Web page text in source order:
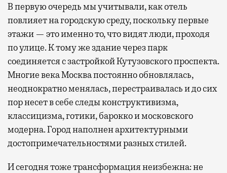
В первую очередь мы учитывали, как отель
повлияет на городскую среду, поскольку первые
этажи — это именно то, что видят люди, проходя
по улице. К тому же здание через парк
соединяется с застройкой Кутузовского проспекта.
Многие века Москва постоянно обновлялась,
неоднократно менялась, перестраивалась и до сих
пор несет в себе следы конструктивизма,
классицизма, готики, барокко и московского
модерна. Город наполнен архитектурными
достопримечательностями разных стилей.
И сегодня тоже трансформация неизбежна: не